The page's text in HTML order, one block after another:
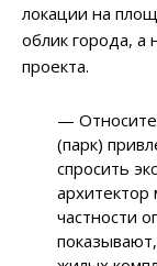
локации на
облик города, а
проекта.
—
(парк)
спросить
архитектор
частности